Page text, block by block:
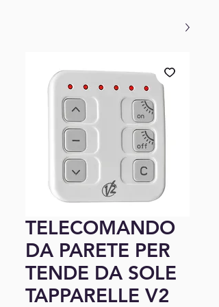
TELECOMANDO
DA PARETE PER
TENDE DA SOLE
TAPPARELLE V2